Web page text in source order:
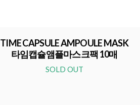
TIME CAPSULE AMPOULE MASK
타임캡슐앰플마스크팩 10매
SOLD OUT